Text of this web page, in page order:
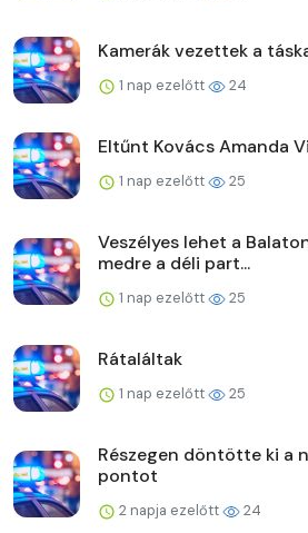
Kamerák vezettek a
1 nap ezelőtt 24
Eltűnt Kovács Amanda
1 nap ezelőtt 25
Veszélyes lehet a
medre a déli part...
1 nap ezelőtt 25
Rátaláltak
1 nap ezelőtt 25
Részegen döntötte ki a
pontot
2 napja ezelőtt 24